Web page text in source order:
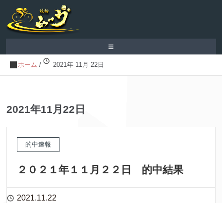
≡
ホーム / 2021年 11月 22日
2021年11月22日
的中速報
２０２１年１１月２２日 的中結果
2021.11.22